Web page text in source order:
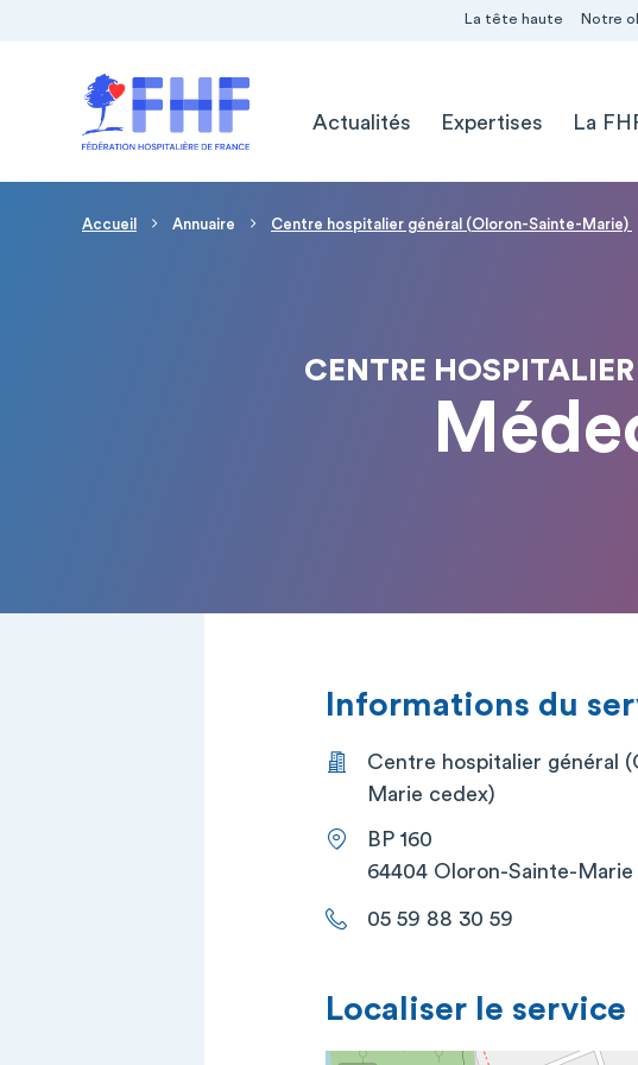
La tête haute Notre
Actualités
Expertises La
Fil d'Ariane
Accueil Annuaire Centre hospitalier général (Oloron-Sainte-Marie)
CENTRE
Informations du
Centre hospitalier général
Marie cedex)
BP 160
64404 Oloron-Sainte-
05 59 88 30 59
Localiser le service